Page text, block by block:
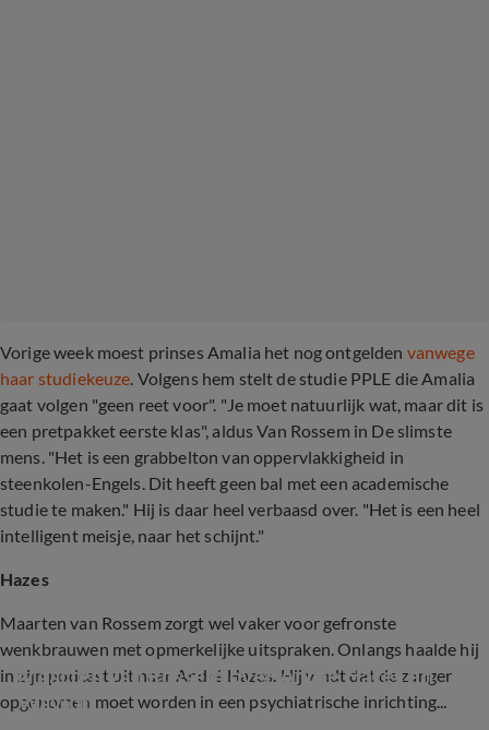
Vorige week moest prinses Amalia het nog ontgelden vanwege
haar studiekeuze. Volgens hem stelt de studie PPLE die Amalia
gaat volgen "geen reet voor". "Je moet natuurlijk wat, maar dit is
een pretpakket eerste klas", aldus Van Rossem in De slimste
mens. "Het is een grabbelton van oppervlakkigheid in
steenkolen-Engels. Dit heeft geen bal met een academische
studie te maken." Hij is daar heel verbaasd over. "Het is een heel
intelligent meisje, naar het schijnt."
Hazes
Maarten van Rossem zorgt wel vaker voor gefronste
wenkbrauwen met opmerkelijke uitspraken. Onlangs haalde hij
in zijn podcast uit naar André Hazes. Hij vindt dat de zanger
opgenomen moet worden in een psychiatrische inrichting...
Maarten van Rossem over André Hazes en
Waylon